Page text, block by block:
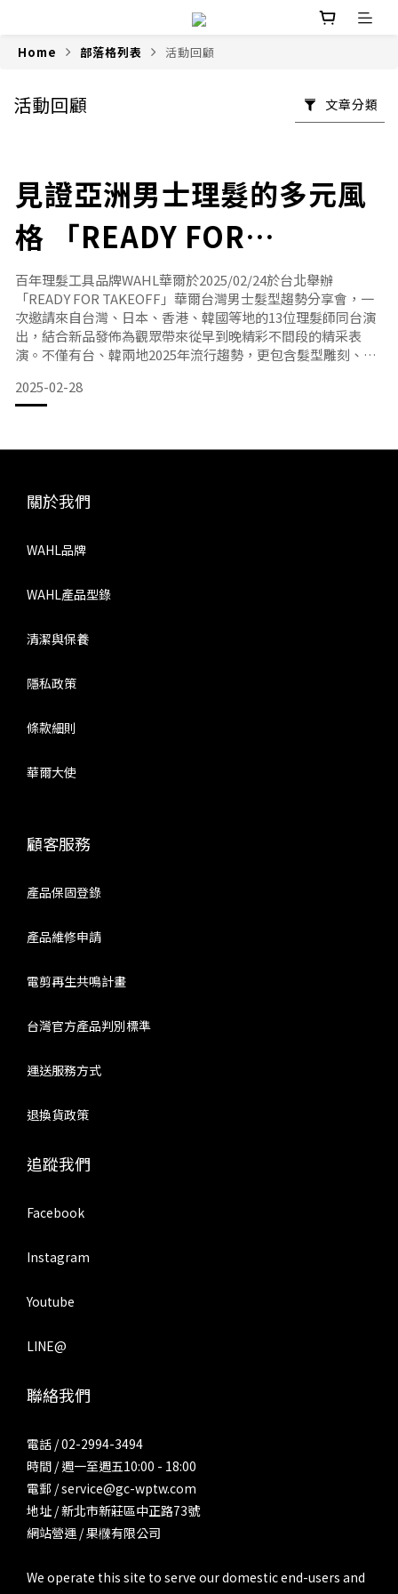
Home 部落格列表 活動回顧
活動回顧 文章分類
見證亞洲男士理髮的多元風
格 「READY FOR
TAKEOFF」華爾台灣男士
髮型趨勢分享會圓滿落幕
百年理髮工具品牌WAHL華爾於2025/02/24於台北舉辦
「READY FOR TAKEOFF」華爾台灣男士髮型趨勢分享會，一
次邀請來自台灣、日本、香港、韓國等地的13位理髮師同台演
出，結合新品發佈為觀眾帶來從早到晚精彩不間段的精采表
演。不僅有台、韓兩地2025年流行趨勢，更包含髮型雕刻、經
創意舞台。本次活動不僅是一場髮型趨勢的探索，更旨在呈現
男士髮型的不同樣貌及其文化底蘊，讓在場超過300位專業理髮
2025-02-28
關於我們
WAHL品牌
WAHL產品型錄
清潔與保養
隱私政策
條款細則
華爾大使
顧客服務
產品保固登錄
產品維修申請
電剪再生共鳴計畫
台灣官方產品判別標準
運送服務方式
退換貨政策
追蹤我們
Facebook
Instagram
Youtube
LINE@
聯絡我們
電話 / 02-2994-3494
時間 / 週一至週五10:00 - 18:00
電郵 / service@gc-wptw.com
地址 / 新北市新莊區中正路73號
網站營運 / 果樄有限公司
We operate this site to serve our domestic end-users and